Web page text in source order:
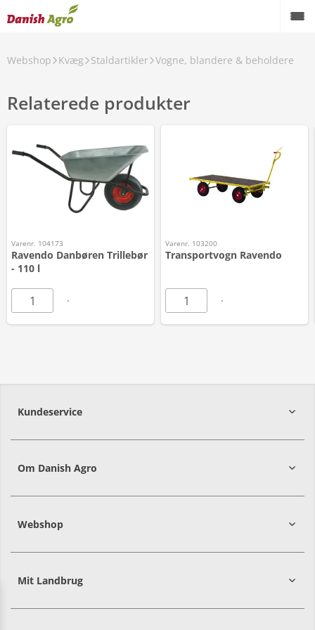
Webshop Kvæg Staldartikler Vogne, blandere & beholdere
Relaterede produkter
Varenr. 104173
Ravendo Danbøren Trillebør
- 110 l
Varenr. 103200
Transportvogn Ravendo
Kundeservice
Om Danish Agro
Webshop
Mit Landbrug